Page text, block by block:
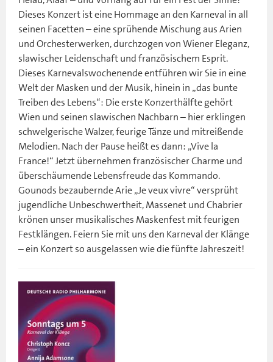
Dieses Konzert ist eine Hommage an den Karneval in all
seinen Facetten – eine sprühende Mischung aus Arien
und Orchesterwerken, durchzogen von Wiener Eleganz,
slawischer Leidenschaft und französischem Esprit.
Dieses Karnevalswochenende entführen wir Sie in eine
Welt der Masken und der Musik, hinein in „das bunte
Treiben des Lebens“: Die erste Konzerthälfte gehört
Wien und seinen slawischen Nachbarn – hier erklingen
schwelgerische Walzer, feurige Tänze und mitreißende
Melodien. Nach der Pause heißt es dann: „Vive la
France!“ Jetzt übernehmen französischer Charme und
überschäumende Lebensfreude das Kommando.
Gounods bezaubernde Arie „Je veux vivre“ versprüht
jugendliche Unbeschwertheit, Massenet und Chabrier
krönen unser musikalisches Maskenfest mit feurigen
Festklängen. Feiern Sie mit uns den Karneval der Klänge
– ein Konzert so ausgelassen wie die fünfte Jahreszeit!